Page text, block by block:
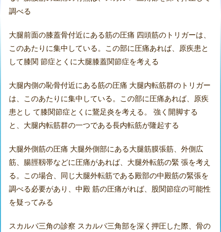
調べる
大腿前面の膝蓋骨付近にある筋の圧痛 四頭筋のトリガーは、
このあたりに集中している。この部に圧痛あれば、原疾患と
して膝関 節症とくに大腿膝蓋関節症を考える
大腿内側の恥骨付近にある筋の圧痛 大腿内転筋群のトリガー
は、このあたりに集中している。この部に圧痛あれば、原疾
患とし て膝関節症とくに鵞足炎を考える。 強く開脚する
と、大腿内転筋群の一つである長内転筋が隆起する
大腿外側筋の圧痛 大腿外側部にある大腿筋膜張筋、外側広
筋、腸脛靱帯などに圧痛があれば、大腿外転筋の緊 張を考え
る。この場合、同じ大腿外転筋である殿部の中殿筋の緊張を
調べる必要があり、中殿 筋の圧痛がれば、股関節症の可能性
を疑ってみる
スカルパ三角の診察 スカルパ三角部を深く押圧した際、骨の